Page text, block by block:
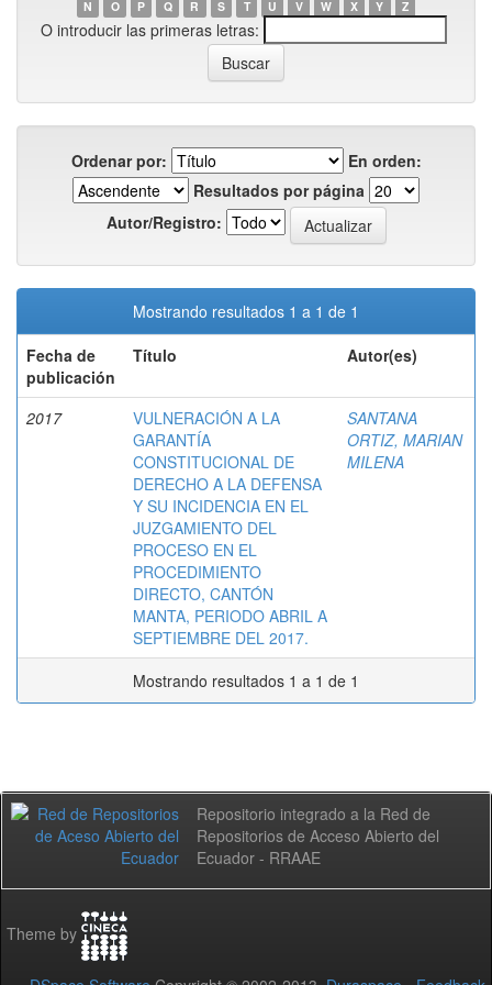
N
O P Q R S T U V W X Y Z
O introducir las primeras letras:
Ordenar por:
En orden:
Resultados por página
Autor/Registro:
Mostrando resultados 1 a 1 de 1
Fecha de
publicación
Título Autor(es)
2017
VULNERACIÓN A LA
GARANTÍA
CONSTITUCIONAL DE
DERECHO A LA DEFENSA
Y SU INCIDENCIA EN EL
JUZGAMIENTO DEL
PROCESO EN EL
PROCEDIMIENTO
DIRECTO, CANTÓN
MANTA, PERIODO ABRIL A
SEPTIEMBRE DEL 2017.
SANTANA
ORTIZ, MARIAN
MILENA
Mostrando resultados 1 a 1 de 1
Repositorio integrado a la Red de
Repositorios de Acceso Abierto del
Ecuador - RRAAE
Theme by